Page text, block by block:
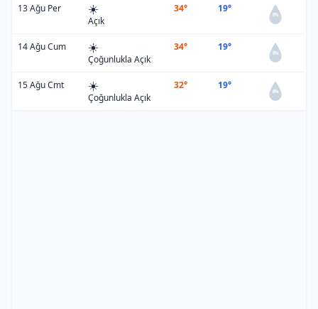
13 Ağu Per ☀️
Açık
34° 19°
0%
14 Ağu Cum ☀️
Çoğunlukla Açık
34° 19°
0%
15 Ağu Cmt ☀️
Çoğunlukla Açık
32° 19°
0%